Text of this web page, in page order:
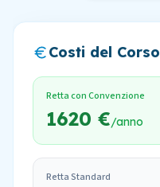
Costi del Corso
Retta con Convenzione
1620 €/anno
Retta Standard